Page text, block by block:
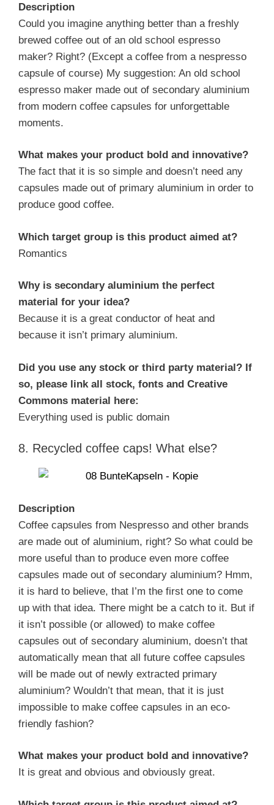
Description
Could you imagine anything better than a freshly
brewed coffee out of an old school espresso
maker? Right? (Except a coffee from a nespresso
capsule of course) My suggestion: An old school
espresso maker made out of secondary aluminium
from modern coffee capsules for unforgettable
moments.
What makes your product bold and innovative?
The fact that it is so simple and doesn’t need any
capsules made out of primary aluminium in order to
produce good coffee.
Which target group is this product aimed at?
Romantics
Why is secondary aluminium the perfect
material for your idea?
Because it is a great conductor of heat and
because it isn’t primary aluminium.
Did you use any stock or third party material? If
so, please link all stock, fonts and Creative
Commons material here:
Everything used is public domain
8. Recycled coffee caps! What else?
Description
Coffee capsules from Nespresso and other brands
are made out of aluminium, right? So what could be
more useful than to produce even more coffee
capsules made out of secondary aluminium? Hmm,
it is hard to believe, that I’m the first one to come
up with that idea. There might be a catch to it. But if
it isn’t possible (or allowed) to make coffee
capsules out of secondary aluminium, doesn’t that
automatically mean that all future coffee capsules
will be made out of newly extracted primary
aluminium? Wouldn’t that mean, that it is just
impossible to make coffee capsules in an eco-
friendly fashion?
What makes your product bold and innovative?
It is great and obvious and obviously great.